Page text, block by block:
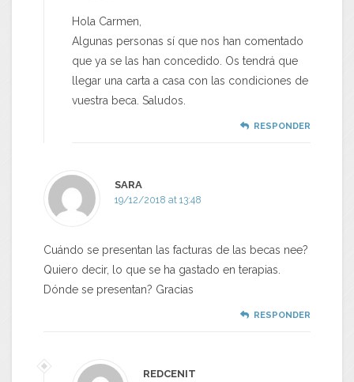
Hola Carmen,
Algunas personas sí que nos han comentado
que ya se las han concedido. Os tendrá que
llegar una carta a casa con las condiciones de
vuestra beca. Saludos.
RESPONDER
SARA
19/12/2018 at 13:48
Cuándo se presentan las facturas de las becas nee?
Quiero decir, lo que se ha gastado en terapias.
Dónde se presentan? Gracias
RESPONDER
REDCENIT